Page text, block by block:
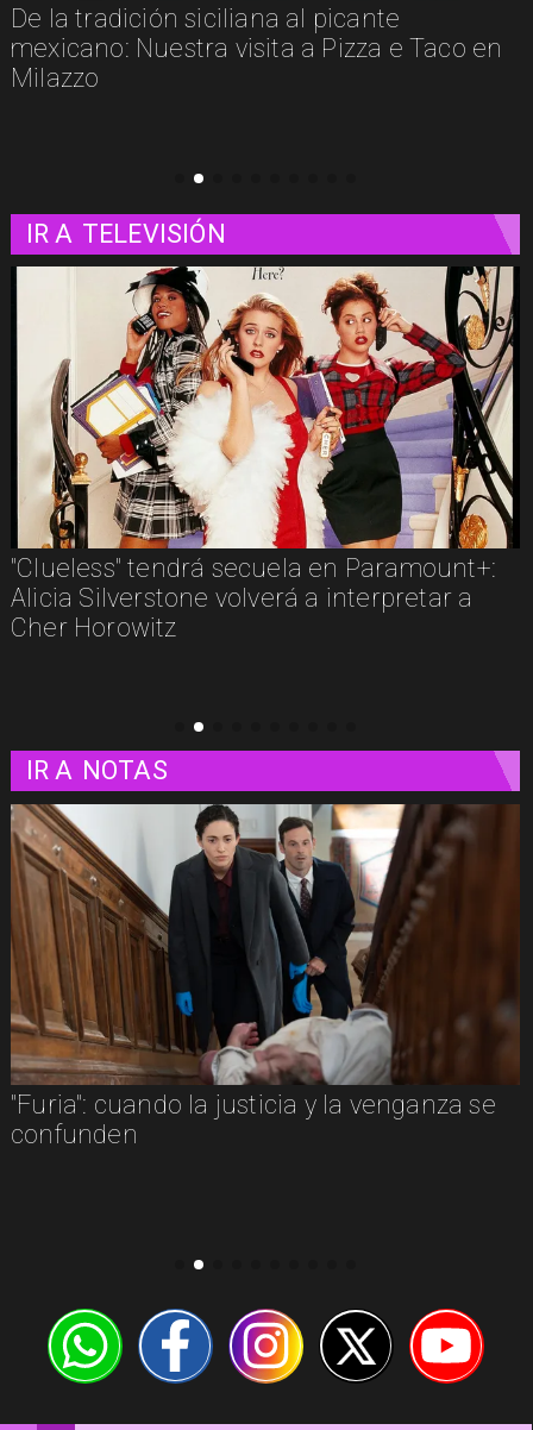
al picante
visita a Pizza e Taco en
Un paseo
IR A TELEVISIÓN
tendrá secuela en Paramount+:
volverá a interpretar a
Los
estos son
IR A NOTAS
"Furia": cuando la justicia y la venganza se
confunden